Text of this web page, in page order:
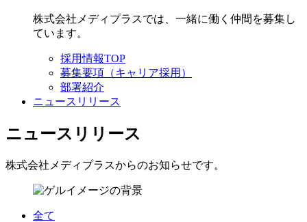
株式会社メディプラスでは、一緒に働く仲間を募集し
ています。
採用情報TOP
募集要項（キャリア採用）
部署紹介
ニュースリリース
ニュースリリース
株式会社メディプラスからのお知らせです。
全て